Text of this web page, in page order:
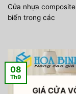
Cửa nhựa
biến trong các
08
Th9